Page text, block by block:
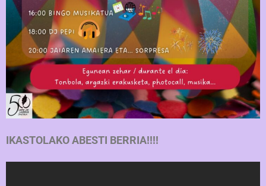
IKASTOLAKO ABESTI BERRIA!!!!